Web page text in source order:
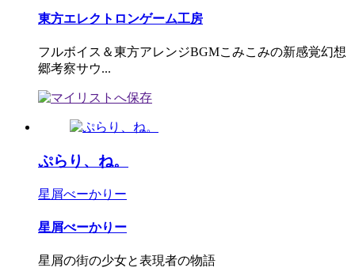
東方エレクトロンゲーム工房
フルボイス＆東方アレンジBGMこみこみの新感覚幻想
郷考察サウ...
ぷらり、ね。
星屑べーかりー
星屑べーかりー
星屑の街の少女と表現者の物語